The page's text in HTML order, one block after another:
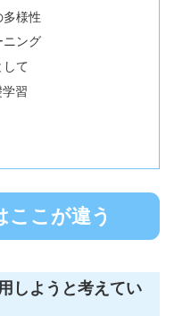
多様性
ニング
して
習
ここが違う
しようと考えてい